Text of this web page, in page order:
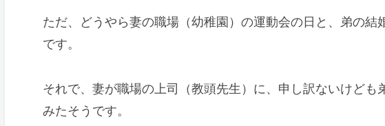
ただ、どうやら妻の職場（幼稚園）の運動会の日と、弟の結
です。
それで、妻が職場の上司（教頭先生）に、申し訳ないけども
みたそうです。